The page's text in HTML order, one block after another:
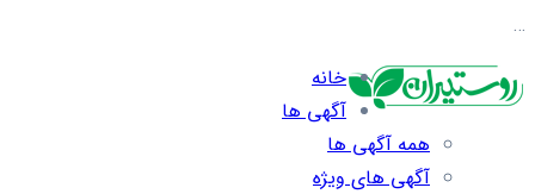
…
خانه
آگهی ها
همه آگهی ها
آگهی های ویژه